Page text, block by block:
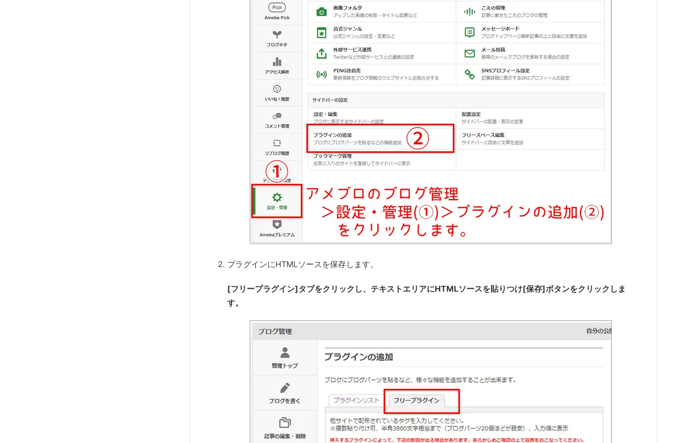
プラグインにHTMLソースを保存します。
[フリープラグイン]タブをクリックし、テキストエリアにHTMLソースを貼りつけ[保存]ボタンをクリックしま
す。